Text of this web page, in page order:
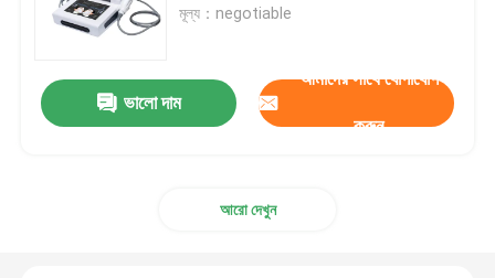
যোগাযোগ করুন
মূল্য：negotiable
ভালো দাম
আমাদের সাথে যোগাযোগ
করুন
আরো দেখুন